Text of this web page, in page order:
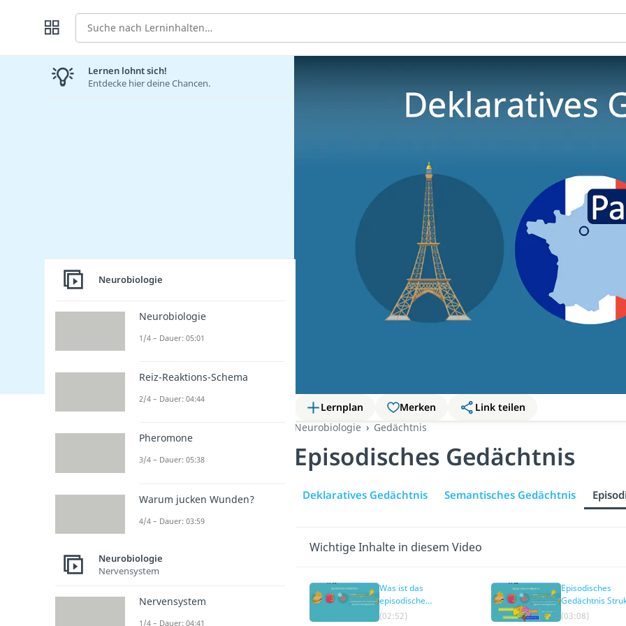
Suche
Lernplan Merken
Link teilen
Neurobiologie
Gedächtnis
Episodisches Gedächtnis
Deklaratives Gedächtnis Semantisches Gedächtnis
Wichtige Inhalte in diesem Video
Was ist das
episodische
Gedächtnis?
(02:52)
Episodisches
Gedächtnis
(03:08)
Lernen lohnt sich!
Entdecke hier deine Chancen.
Neurobiologie
Neurobiologie
1/4 – Dauer: 05:01
Reiz-Reaktions-Schema
2/4 – Dauer: 04:44
Pheromone
3/4 – Dauer: 05:38
Warum jucken Wunden?
4/4 – Dauer: 03:59
Neurobiologie
Nervensystem
Nervensystem
1/4 – Dauer: 04:41